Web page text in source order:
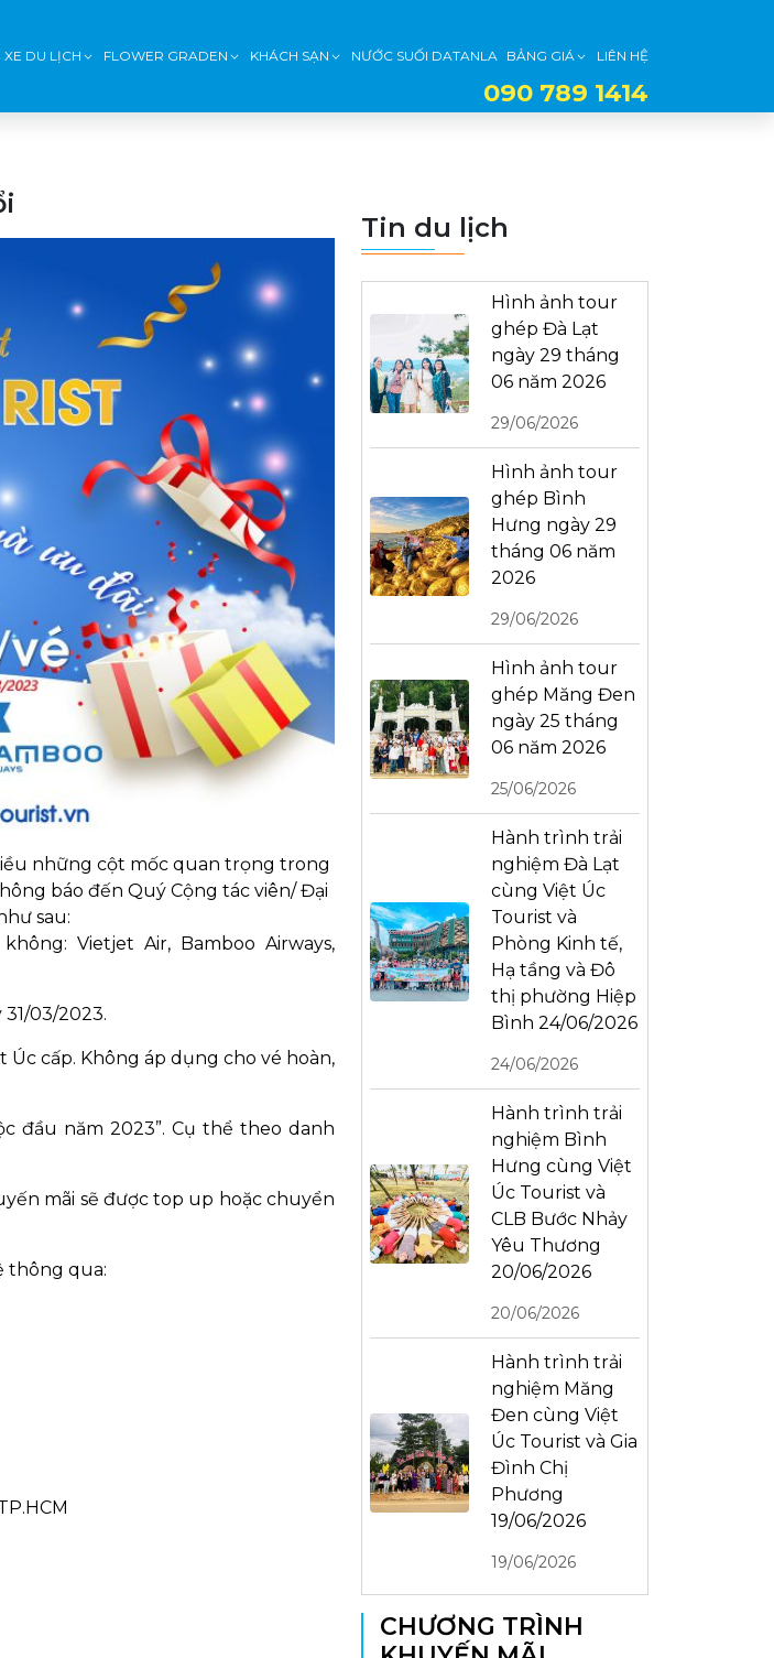
XE DU LỊCH FLOWER GRADEN KHÁCH SẠN NƯỚC SUỐI DATANLA BẢNG GIÁ LIÊN HỆ
090 789 1414
những cột mốc quan trọng trong
báo đến Quý Cộng tác viên/ Đại
sau:
Vietjet Air, Bamboo Airways,
03/2023.
cấp. Không áp dụng cho vé hoàn,
đầu năm 2023”. Cụ thể theo danh
mãi sẽ được top up hoặc chuyển
thông qua:
Tin du lịch
Hình ảnh tour
ghép Đà Lạt
ngày 29 tháng
06 năm 2026
29/06/2026
Hình ảnh tour
ghép Bình
Hưng ngày 29
tháng 06 năm
2026
29/06/2026
Hình ảnh tour
ghép Măng Đen
ngày 25 tháng
06 năm 2026
25/06/2026
Hành trình trải
nghiệm Đà Lạt
cùng Việt Úc
Tourist và
Phòng Kinh tế,
Hạ tầng và Đô
thị phường Hiệp
Bình 24/06/2026
24/06/2026
Hành trình trải
nghiệm Bình
Hưng cùng Việt
Úc Tourist và
CLB Bước Nhảy
Yêu Thương
20/06/2026
20/06/2026
Hành trình trải
nghiệm Măng
Đen cùng Việt
Úc Tourist và Gia
Đình Chị
Phương
19/06/2026
19/06/2026
CHƯƠNG TRÌNH